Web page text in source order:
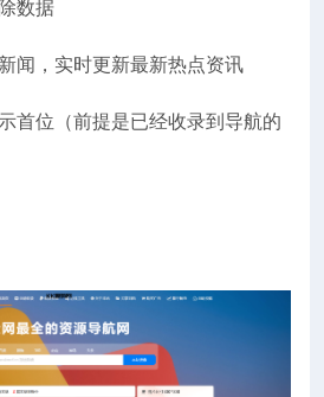
数据
闻，实时更新最新热点资讯
首位（前提是已经收录到导航的